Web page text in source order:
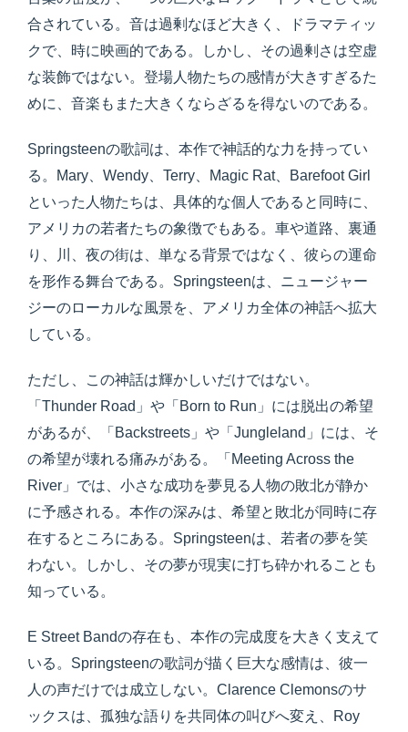
合されている。音は過剰なほど大きく、ドラマティッ
クで、時に映画的である。しかし、その過剰さは空虚
な装飾ではない。登場人物たちの感情が大きすぎるた
めに、音楽もまた大きくならざるを得ないのである。
Springsteenの歌詞は、本作で神話的な力を持ってい
る。Mary、Wendy、Terry、Magic Rat、Barefoot Girl
といった人物たちは、具体的な個人であると同時に、
アメリカの若者たちの象徴でもある。車や道路、裏通
り、川、夜の街は、単なる背景ではなく、彼らの運命
を形作る舞台である。Springsteenは、ニュージャー
ジーのローカルな風景を、アメリカ全体の神話へ拡大
している。
ただし、この神話は輝かしいだけではない。
「Thunder Road」や「Born to Run」には脱出の希望
があるが、「Backstreets」や「Jungleland」には、そ
の希望が壊れる痛みがある。「Meeting Across the
River」では、小さな成功を夢見る人物の敗北が静か
に予感される。本作の深みは、希望と敗北が同時に存
在するところにある。Springsteenは、若者の夢を笑
わない。しかし、その夢が現実に打ち砕かれることも
知っている。
E Street Bandの存在も、本作の完成度を大きく支えて
いる。Springsteenの歌詞が描く巨大な感情は、彼一
人の声だけでは成立しない。Clarence Clemonsのサ
ックスは、孤独な語りを共同体の叫びへ変え、Roy